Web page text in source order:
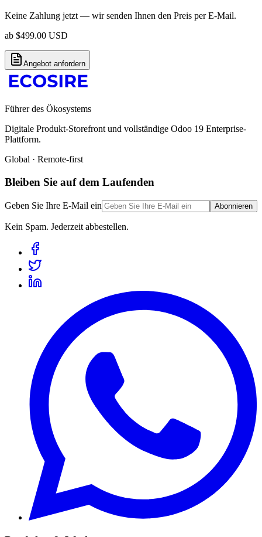
Keine Zahlung jetzt — wir senden Ihnen den Preis per E-Mail.
ab $499.00 USD
Angebot anfordern
Führer des Ökosystems
Digitale Produkt-Storefront und vollständige Odoo 19 Enterprise-
Plattform.
Global · Remote-first
Bleiben Sie auf dem Laufenden
Geben Sie Ihre E-Mail ein Abonnieren
Kein Spam. Jederzeit abbestellen.